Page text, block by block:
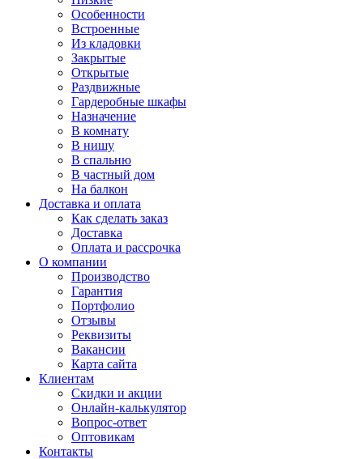
Особенности
Встроенные
Из кладовки
Закрытые
Открытые
Раздвижные
Гардеробные шкафы
Назначение
В комнату
В нишу
В спальню
В частный дом
На балкон
Доставка и оплата
Как сделать заказ
Доставка
Оплата и рассрочка
О компании
Производство
Гарантия
Портфолио
Отзывы
Реквизиты
Вакансии
Карта сайта
Клиентам
Скидки и акции
Онлайн-калькулятор
Вопрос-ответ
Оптовикам
Контакты